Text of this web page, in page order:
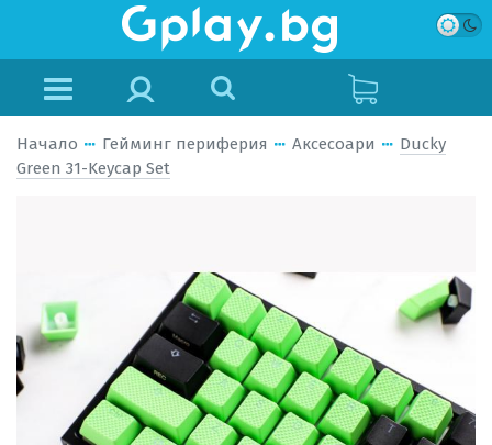
Начало Гейминг периферия Аксесоари
Ducky
Green 31-Keycap Set